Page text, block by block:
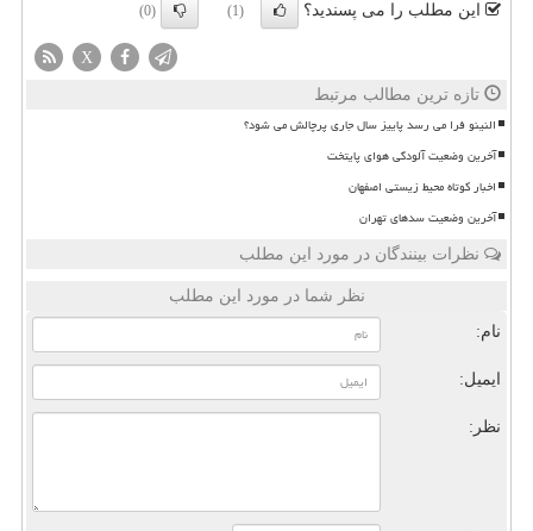
این مطلب را می پسندید؟ (1)
(0)
X
تازه ترین مطالب مرتبط
النینو فرا می رسد پاییز سال جاری پرچالش می شود؟
آخرین وضعیت آلودگی هوای پایتخت
اخبار کوتاه محیط زیستی اصفهان
آخرین وضعیت سدهای تهران
نظرات بینندگان در مورد این مطلب
نظر شما در مورد این مطلب
نام:
ایمیل:
نظر: